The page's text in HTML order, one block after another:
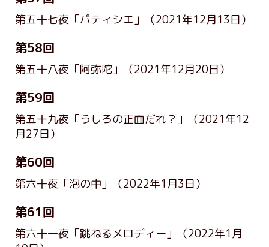
第五十七夜「パティシエ」 （2021年12月13日）
第58回
第五十八夜「阿弥陀」 （2021年12月20日）
第59回
第五十九夜「うしろの正面だれ？」
（2021年12
月27日）
第60回
第六十夜「泡の中」 （2022年1月3日）
第61回
第六十一夜「跳ねるメロディー」
（2022年1月